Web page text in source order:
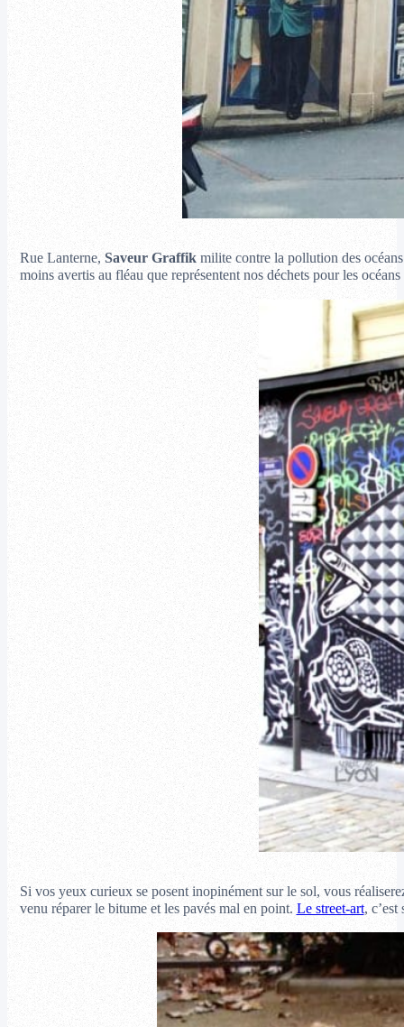
Rue Lanterne, Saveur Graffikmilite contre la pollution des océans
moins avertis au fléau que représentent nos déchets pour les océans
Si vos yeux curieux se posent inopinément sur le sol, vous
venu réparer le bitume et les pavés mal en point. Le street-art, c’est